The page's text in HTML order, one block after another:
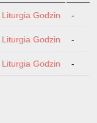
Liturgia Godzin -
Liturgia Godzin -
Liturgia Godzin -